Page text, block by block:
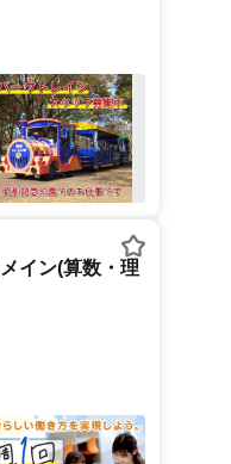
イン(算数・理